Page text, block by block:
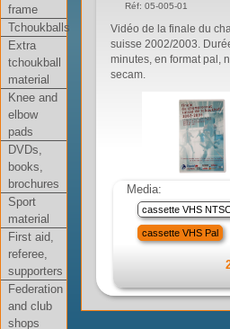
frame
Tchoukballs
Extra
tchoukball
material
Knee and
elbow
pads
DVDs,
books,
brochures
Sport
material
First aid,
referee,
supporters
Federation
and club
shops
Réf: 05-005-01
Vidéo de la finale du
suisse 2002/2003.
minutes, en format pal,
secam.
Media:
cassette VHS
cassette VHS Pal